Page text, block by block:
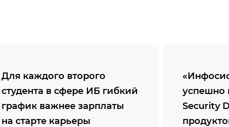
Для каждого второго
студента в сфере ИБ гибкий
график важнее зарплаты
на старте карьеры
успешно
Security